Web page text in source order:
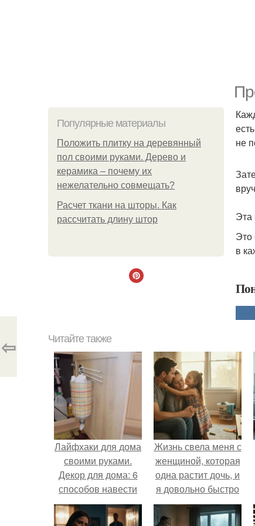
Популярные материалы
Положить плитку на деревянный
пол своими руками. Дерево и
керамика – почему их
нежелательно совмещать?
Расчет ткани на шторы. Как
рассчитать длину штор
не
Эта
Это
в
⇦ Читайте также
Лайфхаки для дома
своими руками.
Декор для дома: 6
способов навести
красоту
Жизнь свела меня с
женщиной, которая
одна растит дочь, и
я довольно быстро
привязался к ним
обеим.